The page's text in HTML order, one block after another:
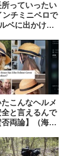
っていったい
ンチミニベロで
ベに出かけま
ら）
こんなヘルメ
と言えるんで
両論】（海外